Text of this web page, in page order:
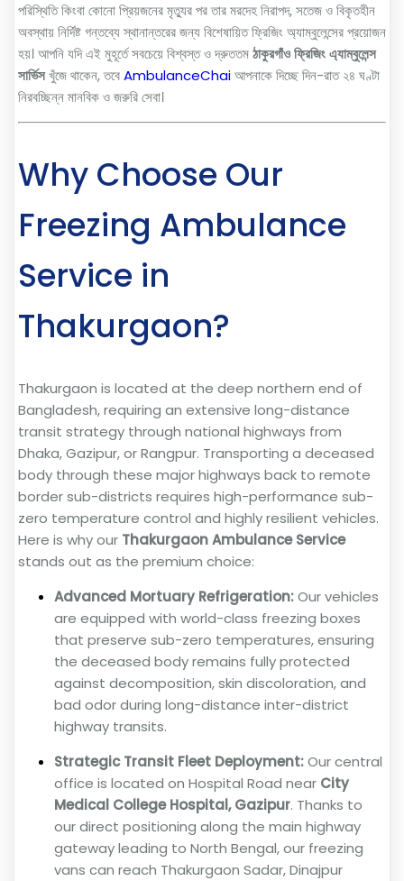
পরিস্থিতি কিংবা কোনো প্রিয়জনের মৃত্যুর পর তার মরদেহ নিরাপদ, সতেজ ও বিকৃতহীন
অবস্থায় নির্দিষ্ট গন্তব্যে স্থানান্তরের জন্য বিশেষায়িত ফ্রিজিং অ্যাম্বুলেন্সের প্রয়োজন
হয়। আপনি যদি এই মুহূর্তে সবচেয়ে বিশ্বস্ত ও দ্রুততমঠাকুরগাঁও ফ্রিজিং এ্যাম্বুলেন্স
সার্ভিসখুঁজে থাকেন, তবেAmbulanceChaiআপনাকে দিচ্ছে দিন-রাত ২৪ ঘণ্টা
নিরবচ্ছিন্ন মানবিক ও জরুরি সেবা।
Why Choose Our
Freezing Ambulance
Service in
Thakurgaon?
Thakurgaon is located at the deep northern end of
Bangladesh, requiring an extensive long-distance
transit strategy through national highways from
Dhaka, Gazipur, or Rangpur. Transporting a deceased
body through these major highways back to remote
border sub-districts requires high-performance sub-
zero temperature control and highly resilient vehicles.
Here is why our Thakurgaon Ambulance Service
stands out as the premium choice:
Advanced Mortuary Refrigeration:Our vehicles
are equipped with world-class freezing boxes
that preserve sub-zero temperatures, ensuring
the deceased body remains fully protected
against decomposition, skin discoloration, and
bad odor during long-distance inter-district
highway transits.
Strategic Transit Fleet Deployment:Our central
office is located on Hospital Road near City
Medical College Hospital, Gazipur. Thanks to
our direct positioning along the main highway
gateway leading to North Bengal, our freezing
vans can reach Thakurgaon Sadar, Dinajpur